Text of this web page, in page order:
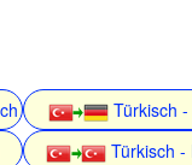
Türkisch -
Türkisch -